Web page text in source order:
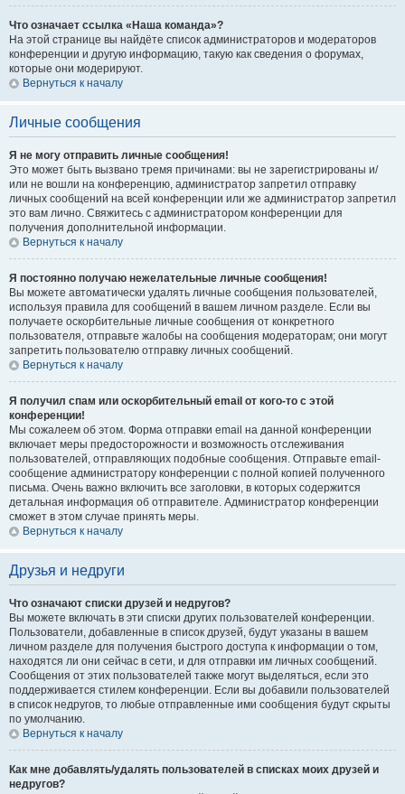
Что означает ссылка «Наша команда»?
На этой странице вы найдёте список администраторов и модераторов
конференции и другую информацию, такую как сведения о форумах,
которые они модерируют.
Вернуться к началу
Личные сообщения
Я не могу отправить личные сообщения!
Это может быть вызвано тремя причинами: вы не зарегистрированы и/
или не вошли на конференцию, администратор запретил отправку
личных сообщений на всей конференции или же администратор запретил
это вам лично. Свяжитесь с администратором конференции для
получения дополнительной информации.
Вернуться к началу
Я постоянно получаю нежелательные личные сообщения!
Вы можете автоматически удалять личные сообщения пользователей,
используя правила для сообщений в вашем личном разделе. Если вы
получаете оскорбительные личные сообщения от конкретного
пользователя, отправьте жалобы на сообщения модераторам; они могут
запретить пользователю отправку личных сообщений.
Вернуться к началу
Я получил спам или оскорбительный email от кого-то с этой
конференции!
Мы сожалеем об этом. Форма отправки email на данной конференции
включает меры предосторожности и возможность отслеживания
пользователей, отправляющих подобные сообщения. Отправьте email-
сообщение администратору конференции с полной копией полученного
письма. Очень важно включить все заголовки, в которых содержится
детальная информация об отправителе. Администратор конференции
сможет в этом случае принять меры.
Вернуться к началу
Друзья и недруги
Что означают списки друзей и недругов?
Вы можете включать в эти списки других пользователей конференции.
Пользователи, добавленные в список друзей, будут указаны в вашем
личном разделе для получения быстрого доступа к информации о том,
находятся ли они сейчас в сети, и для отправки им личных сообщений.
Сообщения от этих пользователей также могут выделяться, если это
поддерживается стилем конференции. Если вы добавили пользователей
в список недругов, то любые отправленные ими сообщения будут скрыты
по умолчанию.
Вернуться к началу
Как мне добавлять/удалять пользователей в списках моих друзей и
недругов?